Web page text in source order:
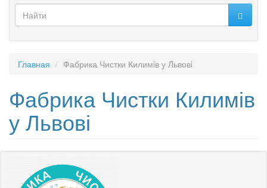
Форма
поиска
Главная Фабрика Чистки Килимів у Львові
Фабрика Чистки Килимів
у Львові